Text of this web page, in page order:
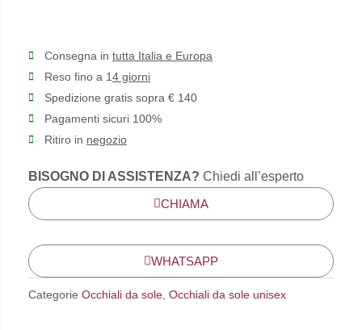
Consegna in tutta Italia e Europa
Reso fino a 14 giorni
Spedizione gratis sopra € 140
Pagamenti sicuri 100%
Ritiro in negozio
BISOGNO DI ASSISTENZA? Chiedi all’esperto
CHIAMA
WHATSAPP
Categorie Occhiali da sole, Occhiali da sole unisex